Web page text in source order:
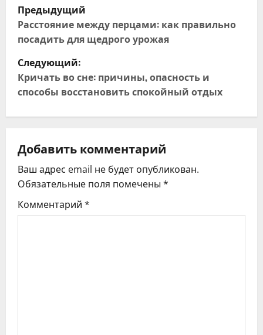
а
в
и
г
ц
и
я
Предыдущий
Расстояние между перцами: как правильно
посадить для щедрого урожая
Следующий:
Кричать во сне: причины, опасность и
способы восстановить спокойный отдых
Добавить комментарий
Ваш адрес email не будет опубликован.
Обязательные поля помечены *
Комментарий *